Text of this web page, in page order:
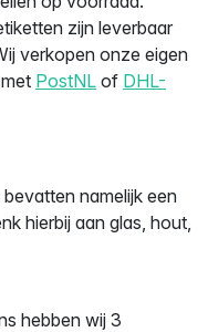
zijn leverbaar
verkopen onze eigen
PostNL of DHL-
namelijk een
hierbij aan glas, hout,
hebben wij 3